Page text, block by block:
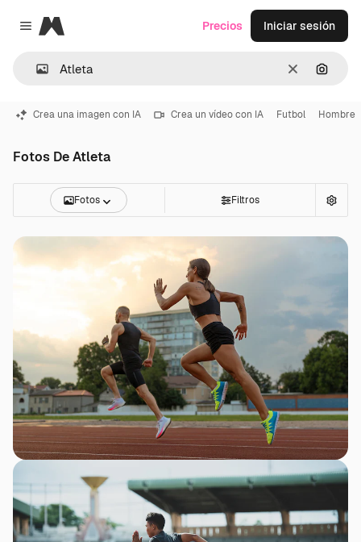
Close menu
Magnific
Borrar
Precios Iniciar sesión
Crea una imagen con IA Crea un vídeo con IA Futbol Hombre
Fotos De Atleta
Fotos Filtros